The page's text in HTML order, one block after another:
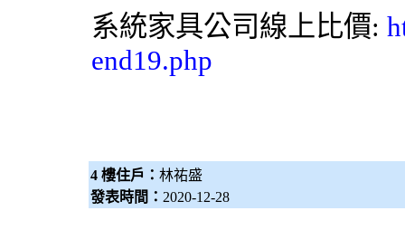
系統家具公司線上比價:
end19.php
4 樓住戶： 林祐盛
發表時間： 2020-12-28